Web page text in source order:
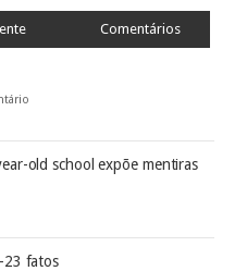
Comentários
old school expõe mentiras
fatos